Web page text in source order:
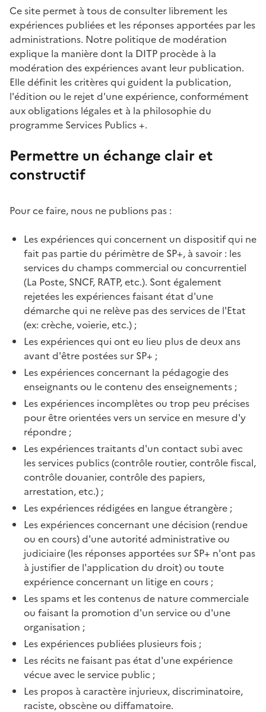
Ce site permet à tous de consulter librement les
expériences publiées et les réponses apportées par les
administrations. Notre politique de modération
explique la manière dont la DITP procède à la
modération des expériences avant leur publication.
Elle définit les critères qui guident la publication,
l'édition ou le rejet d'une expérience, conformément
aux obligations légales et à la philosophie du
programme Services Publics +.
Permettre un échange clair et
constructif
​​​​​​Pour ce faire, nous ne publions pas :
Les expériences qui concernent un dispositif qui ne
fait pas partie du périmètre de SP+, à savoir : les
services du champs commercial ou concurrentiel
(La Poste, SNCF, RATP, etc.). Sont également
rejetées les expériences faisant état d'une
démarche qui ne relève pas des services de l'Etat
(ex: crèche, voierie, etc.) ;
Les expériences qui ont eu lieu plus de deux ans
avant d'être postées sur SP+ ;
Les expériences concernant la pédagogie des
enseignants ou le contenu des enseignements ;
Les expériences incomplètes ou trop peu précises
pour être orientées vers un service en mesure d'y
répondre ;
Les expériences traitants d'un contact subi avec
les services publics (contrôle routier, contrôle fiscal,
contrôle douanier, contrôle des papiers,
arrestation, etc.) ;
Les expériences rédigées en langue étrangère ;
Les expériences concernant une décision (rendue
ou en cours) d'une autorité administrative ou
judiciaire (les réponses apportées sur SP+ n'ont pas
à justifier de l'application du droit) ou toute
expérience concernant un litige en cours ;
Les spams et les contenus de nature commerciale
ou faisant la promotion d'un service ou d'une
organisation ;
Les expériences publiées plusieurs fois ;
Les récits ne faisant pas état d'une expérience
vécue avec le service public ;
Les propos à caractère injurieux, discriminatoire,
raciste, obscène ou diffamatoire.